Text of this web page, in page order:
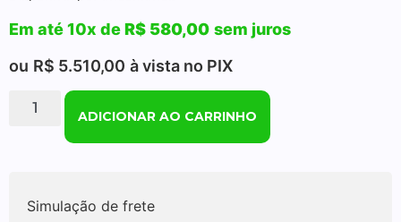
Em até 10x deR$ 580,00 sem juros
ou R$ 5.510,00 à vista no PIX
ADICIONAR AO CARRINHO
Simulação de frete